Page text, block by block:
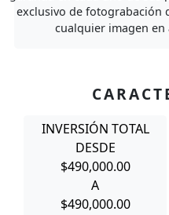
exclusivo de fotograbación
cualquier imagen en
INVERSIÓN TOTAL
DESDE
$490,000.00
A
$490,000.00